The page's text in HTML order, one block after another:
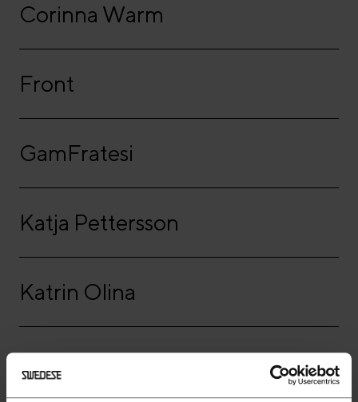
Corinna Warm
Front
GamFratesi
Katja Pettersson
Katrin Olina
Khodi Feiz